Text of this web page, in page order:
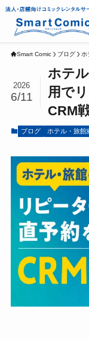
Smart Comic ブログ ホ
ホテ
用で
CRM
2026
6/11
ブログ ホテル・旅館